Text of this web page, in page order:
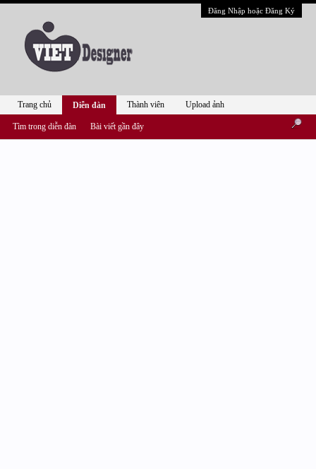
Đăng Nhập hoặc Đăng Ký
Trang chủ Diễn đàn
Tìm trong diễn đàn Bài viết gần đây
Thành viên Upload ảnh